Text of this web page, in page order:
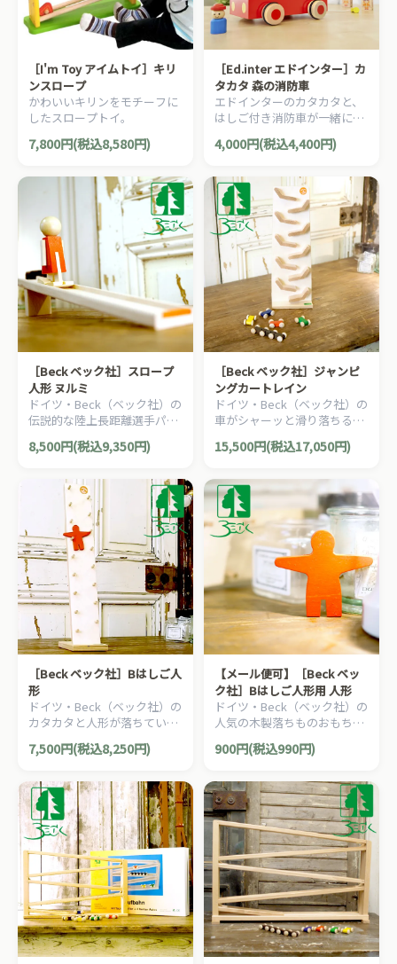
［I'm Toy アイムトイ］キリ
ンスロープ
かわいいキリンをモチーフに
したスロープトイ。
7,800円(税込8,580円)
［Ed.inter エドインター］カ
タカタ 森の消防車
エドインターのカタカタと、
はしご付き消防車が一緒にな
った木製知育玩具。働く車が
大好きなお子さまにオススメ
4,000円(税込4,400円)
［Beck ベック社］スロープ
人形 ヌルミ
ドイツ・Beck（ベック社）の
伝説的な陸上長距離選手パー
ヴォ・ヌルミが名前の由来の
ユニークな木製スロープトイ
8,500円(税込9,350円)
［Beck ベック社］ジャンピ
ングカートレイン
ドイツ・Beck（ベック社）の
車がシャーッと滑り落ちる人
気の木製落ちものおもちゃ
「ジャンピングカートレイ
15,500円(税込17,050円)
［Beck ベック社］Bはしご人
形
ドイツ・Beck（ベック社）の
カタカタと人形が落ちていく
人気の木製落ちものおもちゃ
「Bはしご人形」です。
7,500円(税込8,250円)
【メール便可】［Beck ベッ
ク社］Bはしご人形用 人形
ドイツ・Beck（ベック社）の
人気の木製落ちものおもちゃ
「Bはしご人形」用人形で
す。
900円(税込990円)